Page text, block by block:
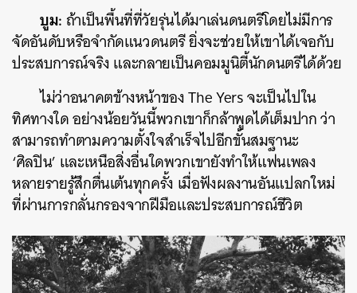
บูม: ถ้าเป็นพื้นที่ที่วัยรุ่นได้มาเล่นดนตรีโดยไม่มีการ
จัดอันดับหรือจำกัดแนวดนตรี ยิ่งจะช่วยให้เขาได้เจอกับ
ประสบการณ์จริง และกลายเป็นคอมมูนิตี้นักดนตรีได้ด้วย
ไม่ว่าอนาคตข้างหน้าของ The Yers จะเป็นไปใน
ทิศทางใด อย่างน้อยวันนี้พวกเขาก็กล้าพูดได้เต็มปาก ว่า
สามารถทำตามความตั้งใจสำเร็จไปอีกขั้นสมฐานะ
‘ศิลปิน’ และเหนือสิ่งอื่นใดพวกเขายังทำให้แฟนเพลง
หลายรายรู้สึกตื่นเต้นทุกครั้ง เมื่อฟังผลงานอันแปลกใหม่
ที่ผ่านการกลั่นกรองจากฝีมือและประสบการณ์ชีวิต